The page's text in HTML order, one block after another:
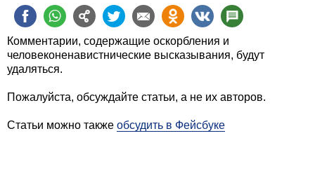
Комментарии, содержащие оскорбления и
человеконенавистнические высказывания, будут
удаляться.
Пожалуйста, обсуждайте статьи, а не их авторов.
Статьи можно также обсудить в Фейсбуке